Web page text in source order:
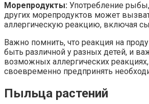
Морепродукты: Употребление
других морепродуктов может
аллергическую реакцию, включая
Важно помнить, что реакция на
быть различной у разных детей, и
возможных аллергических
своевременно предпринять
Пыльца растений